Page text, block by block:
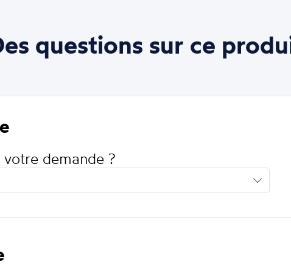
questions sur ce
demande ?